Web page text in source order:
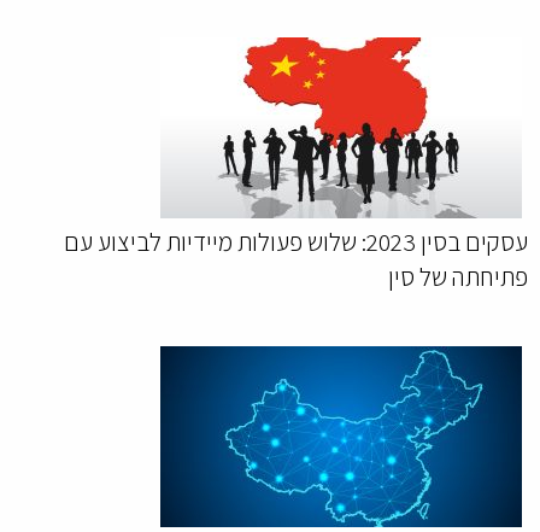
עסקים בסין 2023: שלוש פעולות מיידיות לביצוע עם
פתיחתה של סין